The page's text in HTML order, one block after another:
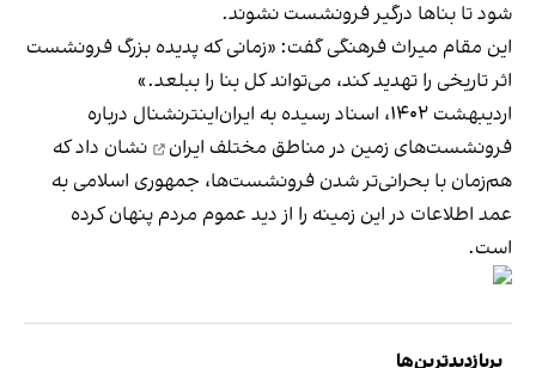
شود تا بناها درگیر فرونشست نشوند.
این مقام میراث فرهنگی گفت: «زمانی که پدیده بزرگ فرونشست
اثر تاریخی را تهدید كند، می‌تواند كل بنا را ببلعد.»
اردیبهشت ۱۴۰۲،
اسناد رسیده به ایران‌اینترنشنال درباره
فرونشست‌های زمین در مناطق مختلف ایران
نشان داد که
هم‌زمان با بحرانی‌تر شدن فرونشست‌ها، جمهوری اسلامی به
عمد اطلاعات در این زمینه را از دید عموم مردم پنهان کرده
است.
پربازدیدترین‌ها